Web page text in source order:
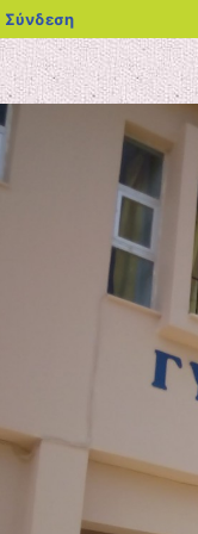
blogs.sch.gr
Σύνδεση